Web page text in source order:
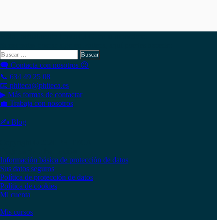
Buscar:
🗨 Contacta con nosotros 😉
📞 634 49 25 08
📧 phiteca@phiteca.es
▶ Más formas de contactar
💼 Trabaja con nosotros
✍ Blog
Información básica de protección de datos
Sus datos seguros
Política de protección de datos
Política de cookies
Mi cuenta
Mis cursos